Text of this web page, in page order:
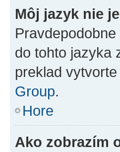
Môj jazyk nie
do tohto jazyka
preklad
Group.
Hore
Ako zobrazím